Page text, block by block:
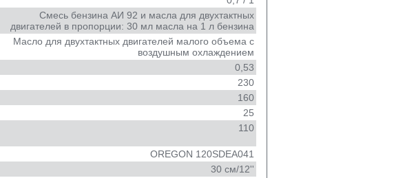
Смесь бензина АИ 92 и масла для двухтактных
двигателей в пропорции: 30 мл масла на 1 л бензина
Масло для двухтактных двигателей малого объема с
воздушным охлаждением
0,53
230
160
25
110
OREGON 120SDEA041
30 см/12''